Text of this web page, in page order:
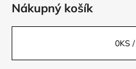
Nákupný košík
0KS /